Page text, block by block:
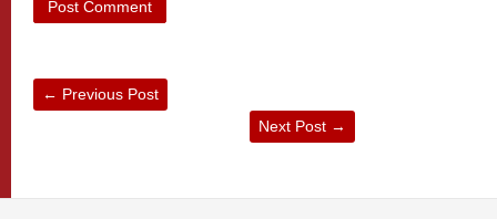
← Previous Post
Next Post →